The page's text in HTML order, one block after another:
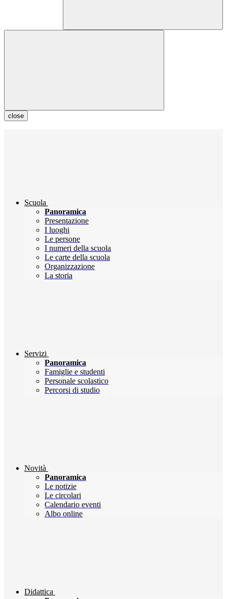
close
Scuola
Panoramica
Presentazione
I luoghi
Le persone
I numeri della scuola
Le carte della scuola
Organizzazione
La storia
Servizi
Panoramica
Famiglie e studenti
Personale scolastico
Percorsi di studio
Novità
Panoramica
Le notizie
Le circolari
Calendario eventi
Albo online
Didattica